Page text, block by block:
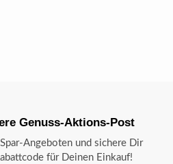
Genuss-Aktions-Post
Angeboten und sichere Dir
für Deinen Einkauf!